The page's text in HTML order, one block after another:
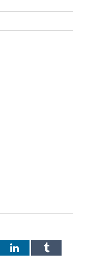
LinkedInTumblr